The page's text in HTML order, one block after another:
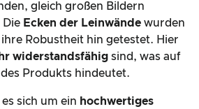
gleich großen Bildern
Die Ecken der Leinwände wurden
Robustheit hin getestet. Hier
widerstandsfähig sind, was auf
Produkts hindeutet.
sich um ein hochwertiges